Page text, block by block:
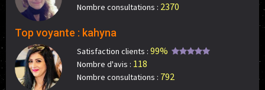
Nombre consultations : 2370
Top voyante : kahyna
Satisfaction clients : 99%
Nombre d'avis : 118
Nombre consultations : 792